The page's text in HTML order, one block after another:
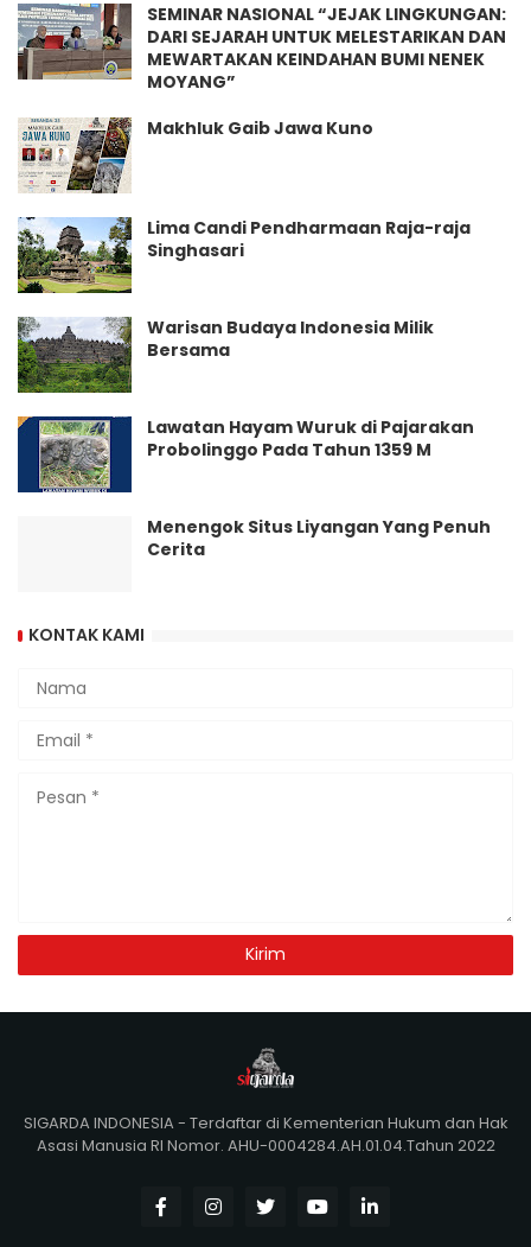
SEMINAR NASIONAL “JEJAK LINGKUNGAN:
DARI SEJARAH UNTUK MELESTARIKAN DAN
MEWARTAKAN KEINDAHAN BUMI NENEK
MOYANG”
Makhluk Gaib Jawa Kuno
Lima Candi Pendharmaan Raja-raja
Singhasari
Warisan Budaya Indonesia Milik
Bersama
Lawatan Hayam Wuruk di Pajarakan
Probolinggo Pada Tahun 1359 M
Menengok Situs Liyangan Yang Penuh
Cerita
KONTAK KAMI
SIGARDA INDONESIA - Terdaftar di Kementerian Hukum dan Hak
Asasi Manusia RI Nomor. AHU-0004284.AH.01.04.Tahun 2022